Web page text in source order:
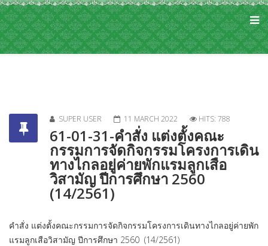
SUPER USER 11 MARCH 2022 HITS: 788
61-01-31-คำสั่ง แต่งตั้งคณะ
กรรมการจัดกิจกรรมโครงการเดิน
ทางไกลอยู่ค่ายพักแรมลูกเสือ
วิสามัญ ปีการศึกษา 2560
(14/2561)
คำสั่ง แต่งตั้งคณะกรรมการจัดกิจกรรมโครงการเดินทางไกลอยู่ค่ายพัก
แรมลูกเสือวิสามัญ ปีการศึกษา 2560 (14/2561)